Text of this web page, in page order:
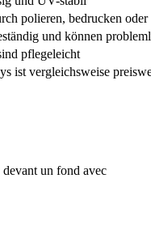
polieren, bedrucken oder
und können
pflegeleicht
ist vergleichsweise